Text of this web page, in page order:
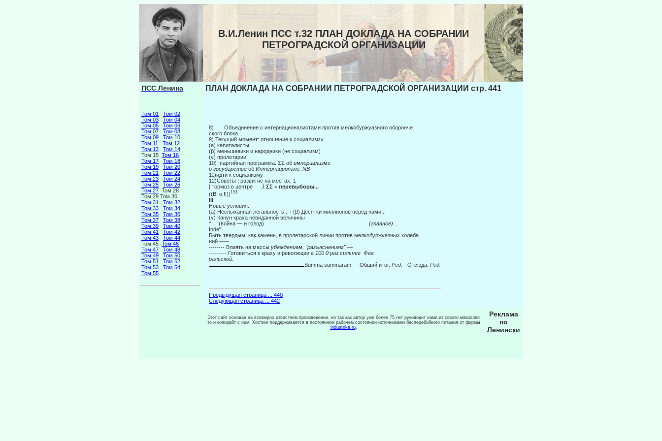
В.И.Ленин ПСС т.32 ПЛАН ДОКЛАДА НА СОБРАНИИ
ПЕТРОГРАДСКОЙ ОРГАНИЗАЦИИ
ПСС Ленина
Том 01
Том 02
Том 03
Том 04
Том 05
Том 06
Том 07
Том 08
Том 09
Том 10
Том 11
Том 12
Том 13
Том 14
Том 15 Том 16
Том 17
Том 18
Том 19
Том 20
Том 21
Том 22
Том 23
Том 24
Том 25
Том 26
Том 27 Том 28
Том 29 Том 30
Том 31
Том 32
Том 33
Том 34
Том 35
Том 36
Том 37
Том 38
Том 39
Том 40
Том 41
Том 42
Том 43
Том 44
Том 45 Том 46
Том 47
Том 48
Том 49
Том 50
Том 51
Том 52
Том 53
Том 54
Том 55
ПЛАН ДОКЛАДА НА СОБРАНИИ ПЕТРОГРАДСКОЙ ОРГАНИЗАЦИИ стр. 441
8) Объединение с интернационалистами против мелкобуржуазного оборонче­
ского блока...
9) Текущий момент: отношение к социализму
(а) капиталисты
(β) меньшевики и народники (не социализм)
(γ) пролетарии.
10) партийная программа. ΣΣ об империализме
о государстве об Интернационале. ΝΒ
11)идти к социализму
12)Советы | развитие на местах, 1
[ тормоз в центре J ΣΣ = перевыборы...
((В. о.!!))151
III
Новые условия:
(а) Неслыханная легальность... Ι (β) Десятки миллионов перед нами...
(γ) Канун краха невиданной величины
^ (война — и голод) (главное)...
Inde":
Быть твердым, как камень, в пролетарской линии против мелкобуржуазных колеба­
ний -----
-------- Влиять на массы убеждением, "разъяснением"—
--------- Готовиться к краху и революции в 100 0 раз сильнее Фев­
ральской.
Summa summaram — Общий итог. Ред. - Отсюда. Ред.
Предыдущая страница ... 440
Следующая страница ... 442
Этот сайт основан на всемирно известном произведении, но так как автор уже более 75 лет руководит нами из своего мавзолея
то и копирайт с ним. Хостинг поддерживается в постоянном рабочем состоянии источниками бесперебойного питания от фирмы
industrika.ru.
Реклама
по
Ленински